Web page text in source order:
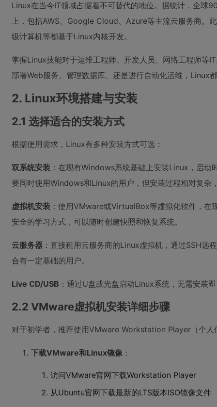
Linux在当今IT领域占据着不可替代的地位。据统计，全球
上，包括AWS、Google Cloud、Azure等主流云服务商。
级计算机等都基于Linux内核开发。
掌握Linux技能对于运维工程师、开发人员、网络工程师等
部署Web服务、管理数据库、还是进行自动化运维，Linux
2. Linux环境搭建与安装
2.1 选择适合的安装方式
根据使用需求，Linux有多种安装方式可选：
双系统安装 ：在现有Windows系统基础上安装Linux，启
要同时使用Windows和Linux的用户，但安装过程相对复杂
虚拟机安装 ：使用VMware或VirtualBox等虚拟化软件，在
安全的学习方式，可以随时创建快照和恢复系统。
云服务器 ：直接租用云服务商的Linux虚拟机，通过SSH远
合有一定基础的用户。
Live CD/USB ：通过U盘或光盘启动Linux系统，无需安装
2.2 VMware虚拟机安装详细步骤
对于初学者，推荐使用VMware Workstation Player（个人
下载VMware和Linux镜像 ：
访问VMware官网下载Workstation Player
从Ubuntu官网下载最新的LTS版本ISO镜像文件